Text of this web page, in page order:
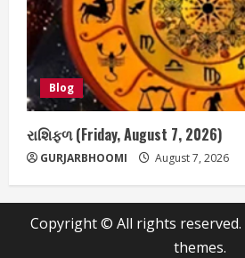
Blog
રાશિફળ (Friday, August 7, 2026)
GURJARBHOOMI August 7, 2026
Copyright © All rights reserved.
themes.